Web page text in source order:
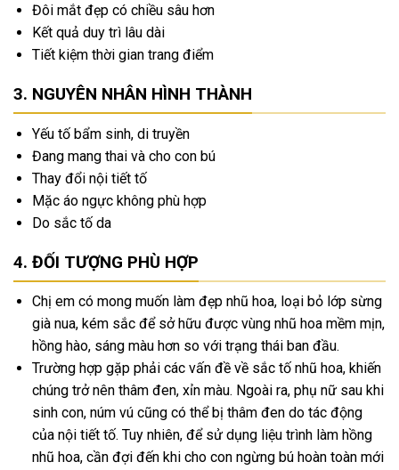
Đôi mắt đẹp có chiều sâu hơn
Kết quả duy trì lâu dài
Tiết kiệm thời gian trang điểm
NGUYÊN NHÂN HÌNH THÀNH
Yếu tố bẩm sinh, di truyền
Đang mang thai và cho con bú
Thay đổi nội tiết tố
Mặc áo ngực không phù hợp
Do sắc tố da
ĐỐI TƯỢNG PHÙ HỢP
Chị em có mong muốn làm đẹp nhũ hoa, loại bỏ lớp sừng
già nua, kém sắc để sở hữu được vùng nhũ hoa mềm mịn,
hồng hào, sáng màu hơn so với trạng thái ban đầu.
Trường hợp gặp phải các vấn đề về sắc tố nhũ hoa, khiến
chúng trở nên thâm đen, xỉn màu. Ngoài ra, phụ nữ sau khi
sinh con, núm vú cũng có thể bị thâm đen do tác động
của nội tiết tố. Tuy nhiên, để sử dụng liệu trình làm hồng
nhũ hoa, cần đợi đến khi cho con ngừng bú hoàn toàn mới